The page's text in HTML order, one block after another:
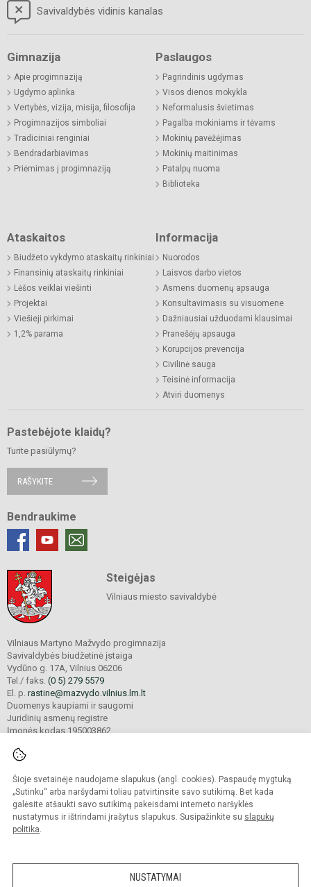
Šioje svetainėje naudojame slapukus (angl. cookies). Paspaudę mygtuką
„Sutinku“ arba naršydami toliau patvirtinsite savo sutikimą. Bet kada
galėsite atšaukti savo sutikimą pakeisdami interneto naršyklės
nustatymus ir ištrindami įrašytus slapukus. Susipažinkite su slapukų
politika.
NUSTATYMAI
Savivaldybės vidinis kanalas
Gimnazija
Apie progimnaziją
Ugdymo aplinka
Vertybės, vizija, misija, filosofija
Progimnazijos simboliai
Tradiciniai renginiai
Bendradarbiavimas
Priėmimas į progimnaziją
Paslaugos
Pagrindinis ugdymas
Visos dienos mokykla
Neformalusis švietimas
Pagalba mokiniams ir tėvams
Mokinių pavėžėjimas
Mokinių maitinimas
Patalpų nuoma
Biblioteka
Ataskaitos
Biudžeto vykdymo ataskaitų rinkiniai
Finansinių ataskaitų rinkiniai
Lėšos veiklai viešinti
Projektai
Viešieji pirkimai
1,2% parama
Informacija
Nuorodos
Laisvos darbo vietos
Asmens duomenų apsauga
Konsultavimasis su visuomene
Dažniausiai užduodami klausimai
Pranešėjų apsauga
Korupcijos prevencija
Civilinė sauga
Teisinė informacija
Atviri duomenys
Pastebėjote klaidų?
Turite pasiūlymų?
RAŠYKITE
Bendraukime
Steigėjas
Vilniaus miesto savivaldybė
Vilniaus Martyno Mažvydo progimnazija
Savivaldybės biudžetinė įstaiga
Vydūno g. 17A, Vilnius 06206
Tel./ faks. (0 5) 279 5579
El. p. rastine@mazvydo.vilnius.lm.lt
Duomenys kaupiami ir saugomi
Juridinių asmenų registre
Įmonės kodas 195003862
© 2022. Vilniaus Martyno Mažvydo progimnazija. Visos teisės saugomos.
Kopijuoti turinį be raštiško įstaigos administracijos sutikimo griežtai draudžiama.
Prieinamumo paraiška Slapukų valdymas
Sumanus būdas atnaujinti